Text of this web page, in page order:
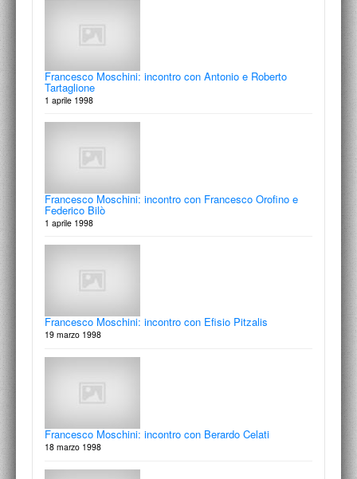
Francesco Moschini: incontro con Gianni Leone
Il pensiero ha bisogno di luoghi dove posarsi
Francesco Moschini: incontro con Marilena Bonomo
Le bianche pareti della galleria
4 marzo 1999
Francesco Moschini: incontro con Beppe Gernone
Francesco Moschini: incontro con Berardo Celati
Francesco Moschini: incontro con Antonio e Roberto
Tartaglione
1 aprile 1998
Francesco Moschini: incontro con Francesco Orofino e
Federico Bilò
1 aprile 1998
Francesco Moschini: incontro con Efisio Pitzalis
19 marzo 1998
Francesco Moschini: incontro con Berardo Celati
18 marzo 1998